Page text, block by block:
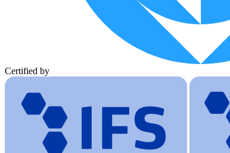
Certified by